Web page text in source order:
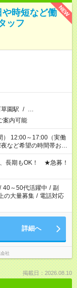
NEW
や時短など働
ッフ
園駅 / …
内可能
12:00～17:00（実働
グもしますので、ご安
長期もOK！ ★急募！
/ 40～50代活躍中 / 副
の大量募集 / 電話対応
詳細へ
社
掲載日：2026.08.10